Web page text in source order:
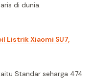
di dunia.
Listrik Xiaomi SU7,
Standar seharga 474